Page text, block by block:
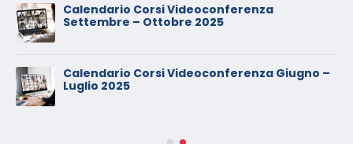
Calendario Corsi Videoconferenza
Settembre – Ottobre 2025
Calendario Corsi Videoconferenza Giugno –
Luglio 2025